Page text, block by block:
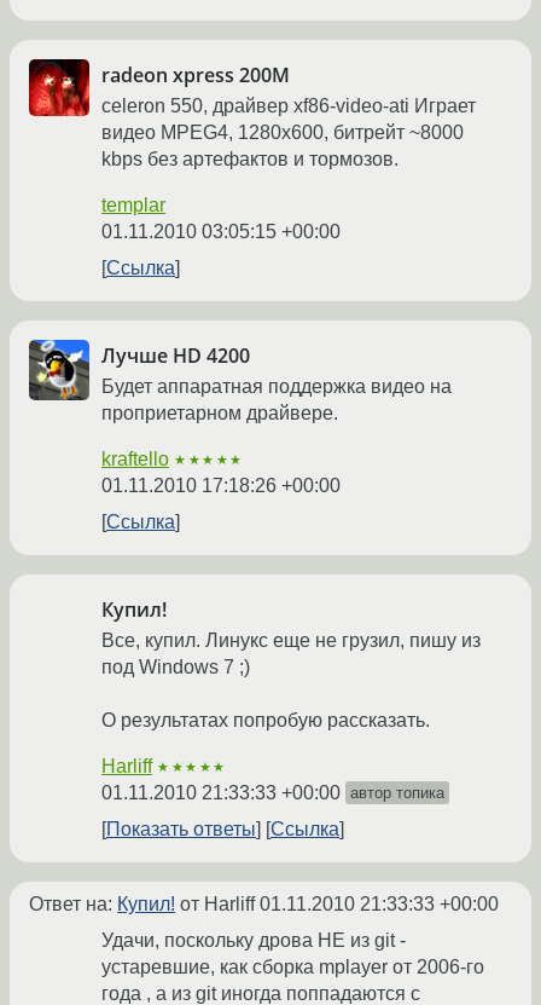
radeon xpress 200M
celeron 550, драйвер xf86-video-ati Играет
видео MPEG4, 1280x600, битрейт ~8000
kbps без артефактов и тормозов.
templar
01.11.2010 03:05:15 +00:00
Ссылка
Лучше HD 4200
Будет аппаратная поддержка видео на
проприетарном драйвере.
kraftello ★★★★★
01.11.2010 17:18:26 +00:00
Ссылка
Купил!
Все, купил. Линукс еще не грузил, пишу из
под Windows 7 ;)
О результатах попробую рассказать.
Harliff ★★★★★
01.11.2010 21:33:33 +00:00 автор топика
Показать ответы Ссылка
Ответ на: Купил! от Harliff01.11.2010 21:33:33 +00:00
Удачи, поскольку дрова НЕ из git -
устаревшие, как сборка mplayer от 2006-го
года , а из git иногда поппадаются с